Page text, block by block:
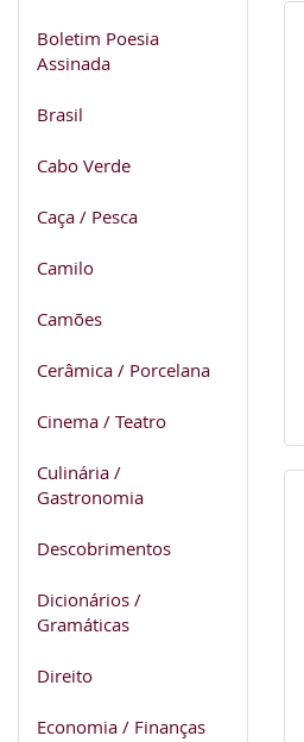
Boletim Poesia
Assinada
Brasil
Cabo Verde
Caça / Pesca
Camilo
Camões
Cerâmica / Porcelana
Cinema / Teatro
Culinária /
Gastronomia
Descobrimentos
Dicionários /
Gramáticas
Direito
Economia / Finanças